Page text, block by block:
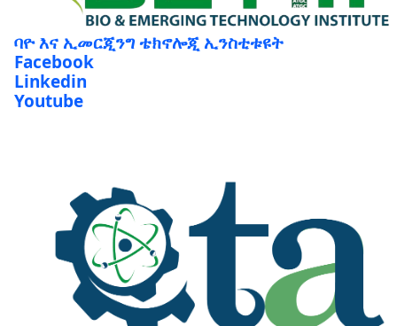
ባዮ እና ኢመርጂንግ ቴክኖሎጂ ኢንስቲቱዩት
Facebook
Linkedin
Youtube